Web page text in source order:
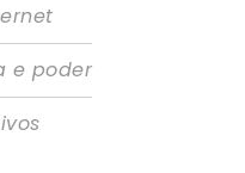
e poder